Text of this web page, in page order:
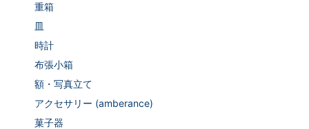
重箱
皿
時計
布張小箱
額・写真立て
アクセサリー (amberance)
菓子器